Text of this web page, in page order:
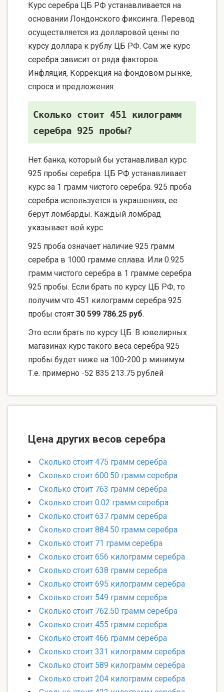
Курс серебра ЦБ РФ устанавливается на
основании Лондонского фиксинга. Перевод
осуществляется из долларовой цены по
курсу доллара к рублу ЦБ РФ. Сам же курс
серебра зависит от ряда факторов:
Инфляция, Коррекция на фондовом рынке,
спроса и предложения.
Сколько стоит 451 килограмм
серебра 925 пробы?
Нет банка, который бы устанавливал курс
925 пробы серебра. ЦБ РФ устанавливает
курс за 1 грамм чистого серебра. 925 проба
серебра используется в украшениях, ее
берут ломбарды. Каждый ломбрад
указывает вой курс
925 проба означает наличие 925 грамм
серебра в 1000 грамме сплава. Или 0.925
грамм чистого серебра в 1 грамме серебра
925 пробы. Если брать по курсу ЦБ РФ, то
получим что 451 килограмм серебра 925
пробы стоят 30 599 786.25 руб.
Это если брать по курсу ЦБ. В ювелирных
магазинах курс такого веса серебра 925
пробы будет ниже на 100-200 р минимум.
Т.е. примерно -52 835 213.75 рублей
Цена других весов серебра
Сколько стоит 475 грамм серебра
Сколько стоит 600.50 грамм серебра
Сколько стоит 763 грамм серебра
Сколько стоит 0.02 грамм серебра
Сколько стоит 637 грамм серебра
Сколько стоит 884.50 грамм серебра
Сколько стоит 71 грамм серебра
Сколько стоит 656 килограмм серебра
Сколько стоит 638 грамм серебра
Сколько стоит 695 килограмм серебра
Сколько стоит 549 грамм серебра
Сколько стоит 762.50 грамм серебра
Сколько стоит 455 грамм серебра
Сколько стоит 466 грамм серебра
Сколько стоит 331 килограмм серебра
Сколько стоит 589 килограмм серебра
Сколько стоит 204 килограмм серебра